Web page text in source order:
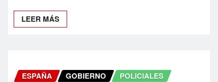
LEER MÁS
ESPAÑA GOBIERNO POLICIALES